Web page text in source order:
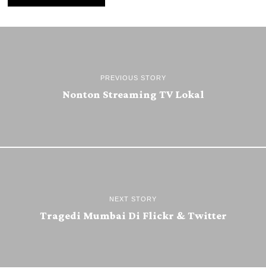
PREVIOUS STORY
Nonton Streaming TV Lokal
NEXT STORY
Tragedi Mumbai Di Flickr & Twitter